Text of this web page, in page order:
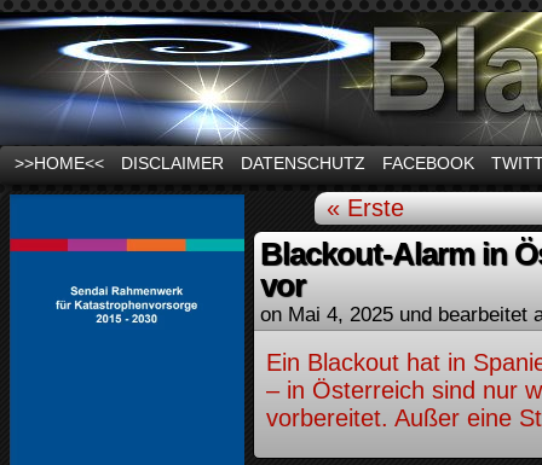
News und Infos zum Thema Stromausfall
>>HOME<< DISCLAIMER DATENSCHUTZ FACEBOOK
« Erste
Blackout-Alarm in
vor
on Mai 4, 2025 und bearbeitet
Ein Blackout hat in
– in Österreich sind nur
vorbereitet. Außer eine